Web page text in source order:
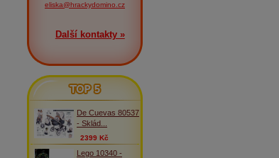
eliska@hrackydomino.cz
Další kontakty »
TOP 5
De Cuevas 80537
- Sklád...
2399 Kč
Lego 10340 -